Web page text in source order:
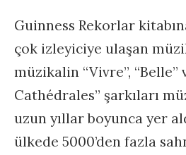
Guinness Rekorlar
çok izleyiciye ulaşan
müzikalin “Vivre”, “Belle”
Cathédrales” şarkıları
uzun yıllar boyunca yer
ülkede 5000’den fazla